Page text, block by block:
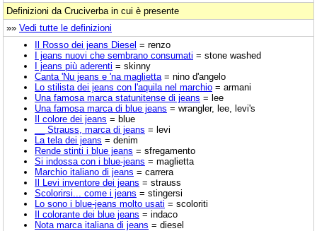
Definizioni da Cruciverba in cui è presente
»» Vedi tutte le definizioni
Il Rosso dei jeans Diesel = renzo
I jeans nuovi che sembrano consumati = stone washed
I jeans più aderenti = skinny
Canta 'Nu jeans e 'na maglietta = nino d'angelo
Lo stilista dei jeans con l'aquila nel marchio = armani
Una famosa marca statunitense di jeans = lee
Una famosa marca di blue jeans = wrangler, lee, levi's
Il colore dei jeans = blue
__ Strauss, marca di jeans = levi
La tela dei jeans = denim
Rende stinti i blue jeans = sfregamento
Si indossa con i blue-jeans = maglietta
Marchio italiano di jeans = carrera
Il Levi inventore dei jeans = strauss
Scolorirsi... come i jeans = stingersi
Lo sono i blue-jeans molto usati = scoloriti
Il colorante dei blue jeans = indaco
Nota marca italiana di jeans = diesel